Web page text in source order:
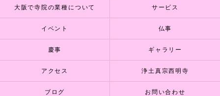
大阪で寺院の業種について サービス
イベント 仏事
慶事 ギャラリー
アクセス 浄土真宗西明寺
ブログ お問い合わせ